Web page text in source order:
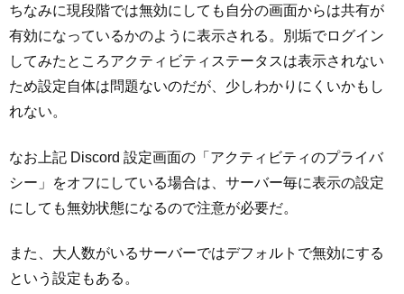
ちなみに現段階では無効にしても自分の画面からは共有が
有効になっているかのように表示される。別垢でログイン
してみたところアクティビティステータスは表示されない
ため設定自体は問題ないのだが、少しわかりにくいかもし
れない。
なお上記 Discord 設定画面の「アクティビティのプライバ
シー」をオフにしている場合は、サーバー毎に表示の設定
にしても無効状態になるので注意が必要だ。
また、大人数がいるサーバーではデフォルトで無効にする
という設定もある。